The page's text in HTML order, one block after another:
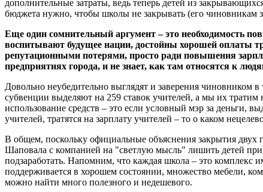
дополнительные затраты, ведь теперь детей из
бюджета нужно, чтобы школы не закрывать (его чиновникам
Еще один сомнительный аргумент – это необходимость
воспитывают будущее нации, достойны хорошей оплаты
репутационными потерями, просто ради повышения
предприятиях города, и не знает, как там относятся к
Довольно неубедительно выглядят и заверения чиновником
субвенции выделяют на 259 ставок учителей, а мы их
использование средств – это если условный мэр за деньги,
учителей, тратятся на зарплату учителей – то о каком
В общем, поскольку официальные объяснения закрытия двух
Шаповала с компанией на "светлую мысль" лишить детей
подзаработать. Напомним, что каждая школа – это комплекс
поддерживается в хорошем состоянии, множество мебели,
можно найти много полезного и недешевого.